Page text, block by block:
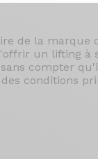
de la marque
un lifting à
compter
conditions